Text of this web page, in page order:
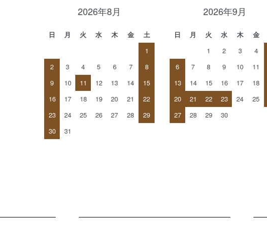
2026年8月
日 月 火 水 木 金
土
1
2
3 4 5 6 7
8
9
10 11 12 13 14
15
16
17 18 19 20 21
22
23
24 25 26 27 28
29
30
31
2026年9月
日 月 火 水 木 金
1
2 3 4
6
7 8 9 10 11
13
14 15 16 17 18
20
21 22 23 24 25
27
28 29 30